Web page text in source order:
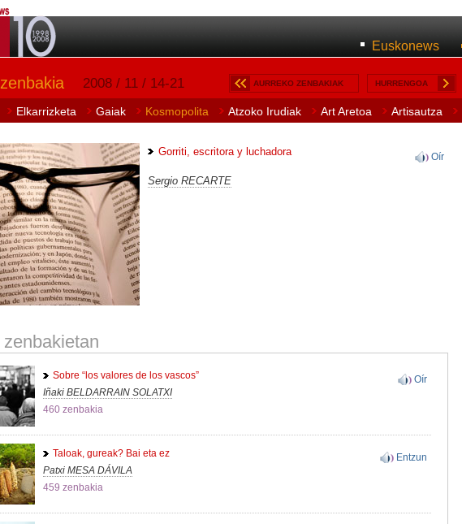
Euskonews
zenbakia 2008 / 11 / 14-21 AURREKO ZENBAKIAK HURRENGOA
Elkarrizketa Gaiak Kosmopolita Atzoko Irudiak Art Aretoa Artisautza
Oír
Gorriti, escritora y luchadora
Sergio RECARTE
Oír
Sobre “los valores de los vascos”
Iñaki BELDARRAIN SOLATXI
460 zenbakia
Entzun
Taloak, gureak? Bai eta ez
Patxi MESA DÁVILA
459 zenbakia